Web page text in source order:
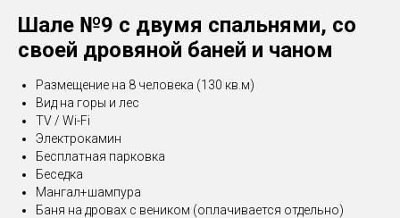
Шале №9 с двумя спальнями, со
своей дровяной баней и чаном
Размещение на 8 человека (130 кв.м)
Вид на горы и лес
TV / Wi-Fi
Электрокамин
Бесплатная парковка
Беседка
Мангал+шампура
Баня на дровах с веником (оплачивается отдельно)